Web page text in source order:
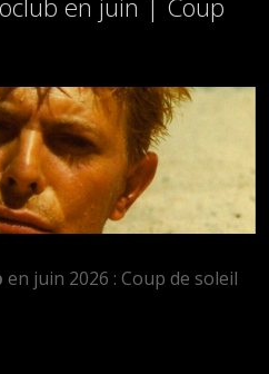
en juin | Coup
en juin 2026 : Coup de soleil